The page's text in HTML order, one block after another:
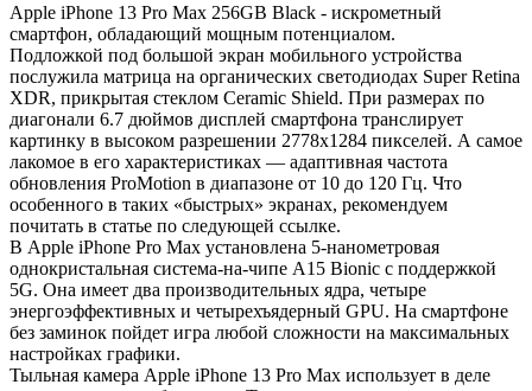
Apple iPhone 13 Pro Max 256GB Black - искрометный
смартфон, обладающий мощным потенциалом.
Подложкой под большой экран мобильного устройства
послужила матрица на органических светодиодах Super Retina
XDR, прикрытая стеклом Ceramic Shield. При размерах по
диагонали 6.7 дюймов дисплей смартфона транслирует
картинку в высоком разрешении 2778х1284 пикселей. А самое
лакомое в его характеристиках — адаптивная частота
обновления ProMotion в диапазоне от 10 до 120 Гц. Что
особенного в таких «быстрых» экранах, рекомендуем
почитать в статье по следующей ссылке.
В Apple iPhone Pro Max установлена 5-нанометровая
однокристальная система-на-чипе A15 Bionic с поддержкой
5G. Она имеет два производительных ядра, четыре
энергоэффективных и четырехъядерный GPU. На смартфоне
без заминок пойдет игра любой сложности на максимальных
настройках графики.
Тыльная камера Apple iPhone 13 Pro Max использует в деле